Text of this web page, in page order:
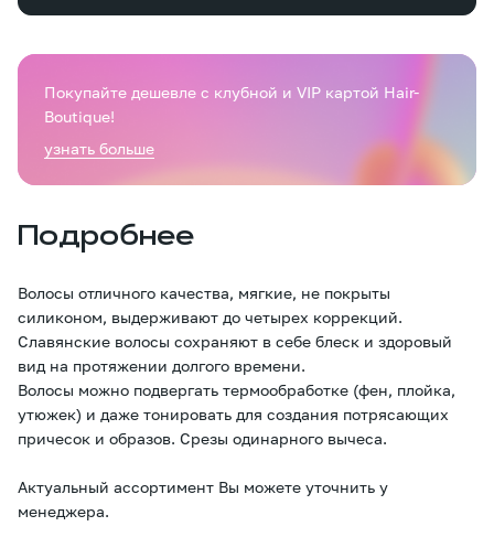
Подробнее
Волосы отличного качества, мягкие, не покрыты
силиконом, выдерживают до четырех коррекций.
Славянские волосы сохраняют в себе блеск и здоровый
вид на протяжении долгого времени.
Волосы можно подвергать термообработке (фен, плойка,
утюжек) и даже тонировать для создания потрясающих
причесок и образов. Срезы одинарного вычеса.
Актуальный ассортимент Вы можете уточнить у
менеджера.
Покупайте дешевле с клубной и VIP картой Hair-
Boutique!
узнать больше